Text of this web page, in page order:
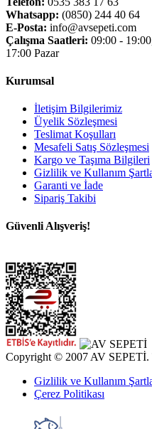
Whatsapp: (0850) 244 40 64
E-Posta: info@avsepeti.com
Çalışma Saatleri: 09:00 -
17:00 Pazar
Kurumsal
İletişim Bilgilerimiz
Üyelik Sözleşmesi
Teslimat Koşulları
Mesafeli Satış Sözleşmesi
Kargo ve Taşıma Bilgileri
Gizlilik ve Kullanım
Garanti ve İade
Sipariş Takibi
Güvenli Alışveriş!
Copyright © 2007 AV SEPETİ.
Gizlilik ve Kullanım
Çerez Politikası